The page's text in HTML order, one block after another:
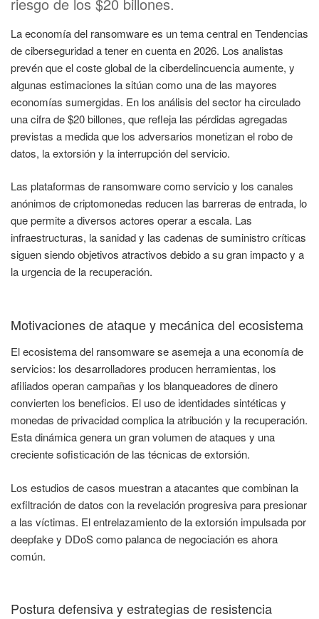
La economía del ransomware es un tema central en Tendencias
de ciberseguridad a tener en cuenta en 2026. Los analistas
prevén que el coste global de la ciberdelincuencia aumente, y
algunas estimaciones la sitúan como una de las mayores
economías sumergidas. En los análisis del sector ha circulado
una cifra de $20 billones, que refleja las pérdidas agregadas
previstas a medida que los adversarios monetizan el robo de
datos, la extorsión y la interrupción del servicio.
Las plataformas de ransomware como servicio y los canales
anónimos de criptomonedas reducen las barreras de entrada, lo
que permite a diversos actores operar a escala. Las
infraestructuras, la sanidad y las cadenas de suministro críticas
siguen siendo objetivos atractivos debido a su gran impacto y a
la urgencia de la recuperación.
Motivaciones de ataque y mecánica del ecosistema
El ecosistema del ransomware se asemeja a una economía de
servicios: los desarrolladores producen herramientas, los
afiliados operan campañas y los blanqueadores de dinero
convierten los beneficios. El uso de identidades sintéticas y
monedas de privacidad complica la atribución y la recuperación.
Esta dinámica genera un gran volumen de ataques y una
creciente sofisticación de las técnicas de extorsión.
Los estudios de casos muestran a atacantes que combinan la
exfiltración de datos con la revelación progresiva para presionar
a las víctimas. El entrelazamiento de la extorsión impulsada por
deepfake y DDoS como palanca de negociación es ahora
común.
Postura defensiva y estrategias de resistencia